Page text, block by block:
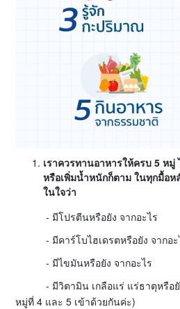
เราควรทานอาหารให้ครบ 5 หมู่
หรือเพิ่มน้ำหนักก็ตาม ในทุกมื้อห
ในใจว่า
- มีโปรตีนหรือยัง จากอะไร
- มีคาร์โบไฮเดรตหรือยัง จากอะ
- มีไขมันหรือยัง จากอะไร
- มีวิตามิน เกลือแร่ แร่ธาตุหรือยัง
หมู่ที่ 4 และ 5 เข้าด้วยกันค่ะ)